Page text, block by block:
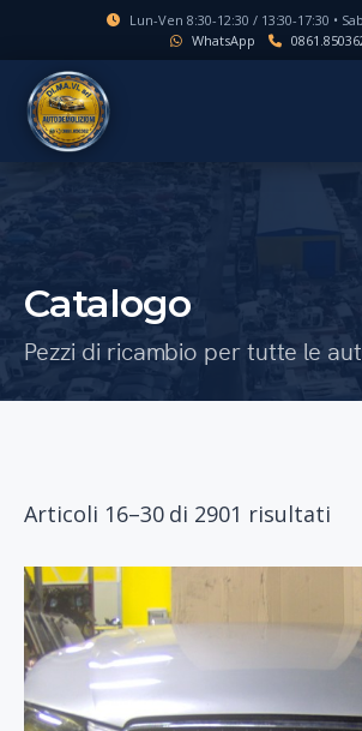
Lun-Ven 8:30-12:30 / 13:30-17:30 •
WhatsApp
Catalogo
Pezzi di ricambio per tutte le
Articoli 16–30 di 2901 risultati